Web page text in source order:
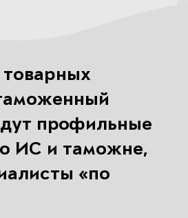
и параллельного
таможенный
нужны для
знака в реестр ФТС:
который не
профильные
ИС и таможне,
«по